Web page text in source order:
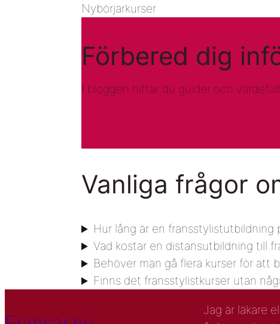
Nybörjarkurser
Förbered dig
I bloggen hittar du guider och
Vanliga frågor
Hur lång är en fransstylistutbildning
Vad kostar en distansutbildning till
Behöver man gå flera kurser för att
Finns det fransstylistkurser utan
Jag är läkare